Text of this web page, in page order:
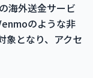
海外送金サービ
のような非
象となり、アクセ